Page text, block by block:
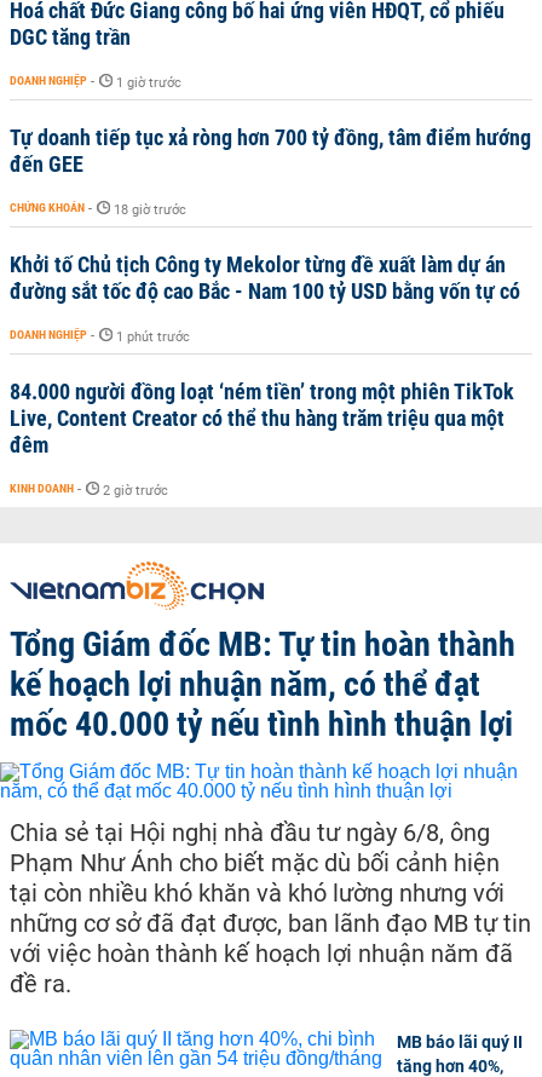
Hoá chất Đức Giang công bố hai ứng viên HĐQT, cổ phiếu
DGC tăng trần
DOANH NGHIỆP - 1 giờ trước
Tự doanh tiếp tục xả ròng hơn 700 tỷ đồng, tâm điểm hướng
đến GEE
CHỨNG KHOÁN - 18 giờ trước
Khởi tố Chủ tịch Công ty Mekolor từng đề xuất làm dự án
đường sắt tốc độ cao Bắc - Nam 100 tỷ USD bằng vốn tự có
DOANH NGHIỆP - 1 phút trước
84.000 người đồng loạt ‘ném tiền’ trong một phiên TikTok
Live, Content Creator có thể thu hàng trăm triệu qua một
đêm
KINH DOANH - 2 giờ trước
Tổng Giám đốc MB: Tự tin hoàn thành
kế hoạch lợi nhuận năm, có thể đạt
mốc 40.000 tỷ nếu tình hình thuận lợi
Chia sẻ tại Hội nghị nhà đầu tư ngày 6/8, ông
Phạm Như Ánh cho biết mặc dù bối cảnh hiện
tại còn nhiều khó khăn và khó lường nhưng với
những cơ sở đã đạt được, ban lãnh đạo MB tự tin
với việc hoàn thành kế hoạch lợi nhuận năm đã
đề ra.
MB báo lãi quý II
tăng hơn 40%,